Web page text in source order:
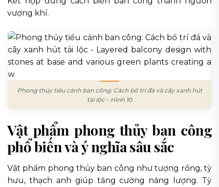
vượng khí.
Phong thủy tiểu cảnh ban công: Cách bố trí đá và cây xanh hút
tài lộc – Hình 10
Vật phẩm phong thủy ban công
phổ biến và ý nghĩa sâu sắc
Vật phẩm phong thủy ban công như tượng rồng, tỳ
hưu, thạch anh giúp tăng cường năng lượng. Tỳ